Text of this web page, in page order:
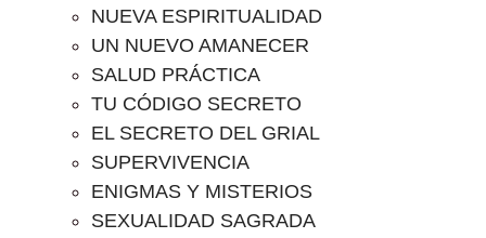
NUEVA ESPIRITUALIDAD
UN NUEVO AMANECER
SALUD PRÁCTICA
TU CÓDIGO SECRETO
EL SECRETO DEL GRIAL
SUPERVIVENCIA
ENIGMAS Y MISTERIOS
SEXUALIDAD SAGRADA